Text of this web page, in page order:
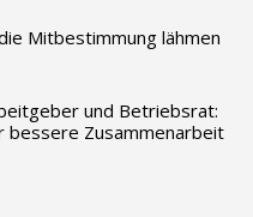
Mitbestimmung lähmen
und Betriebsrat:
bessere Zusammenarbeit